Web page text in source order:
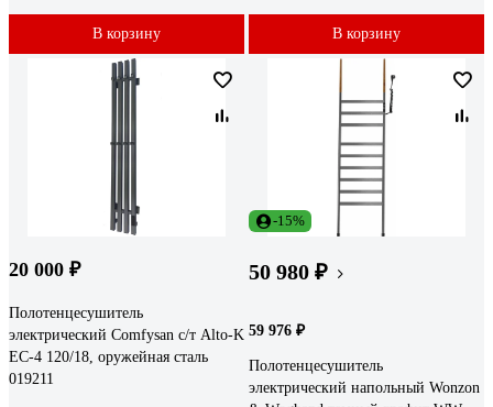
В корзину В корзину
20 000 ₽
Полотенцесушитель
электрический Comfysan с/т Alto-K
EC-4 120/18, оружейная сталь
019211
-15%
50 980 ₽
59 976 ₽
Полотенцесушитель
электрический напольный Wonzon